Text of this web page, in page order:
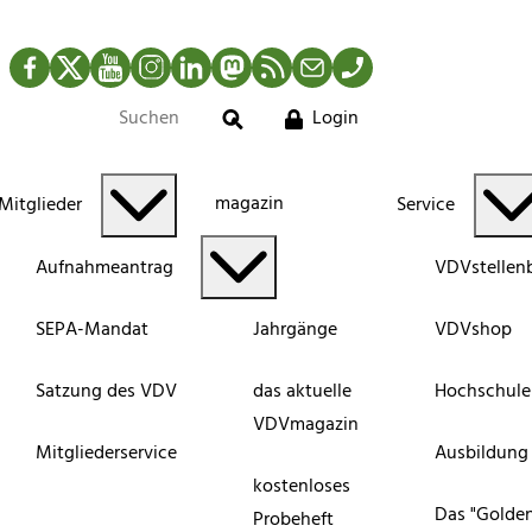
Facebook
TwitterYouTubeInstagram
LinkedInMastodonRSS-Newsfeed
MailTelefon
Suche
Login
Aufnahmeantrag
SEPA-Mandat
Satzung des VDV
Mitgliederservice
magazin
Jahrgänge
das aktuelle
VDVmagazin
kostenloses
Probeheft
Service
VDVshop
Ausbildung
Das